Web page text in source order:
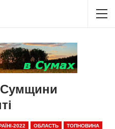
Сумщини
2022 ОБЛАСТЬ ТОПНОВИНА